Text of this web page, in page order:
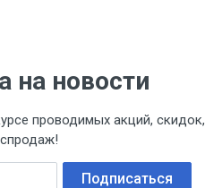
на новости
проводимых акций, скидок,
Подписаться